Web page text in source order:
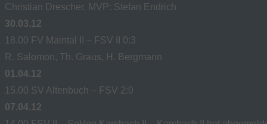
Christian Drescher, MVP: Stefan Endrich
30.03.12
18.00 FV Maintal II – FSV II 0:3
R. Salomon, Th. Graus, H. Bergmann
01.04.12
15.00 SV Altenbuch – FSV 2:0
07.04.12